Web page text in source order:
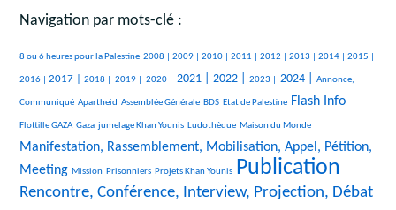
Navigation par mots-clé :
506/3354
8 ou 6 heures pour la Palestine
237/3354 2008 |
315/3354 2009 |
265/3354 2010 |
380/3354 2011 |
349/3354 2012 |
227/3354 2013 |
293/3354 2014 |
252/3354 2015 |
546/3354
2016 |
801/3354
2017 |
221/3354 2018 |
109/3354 2019 |
150/3354 2020 |
1159/3354 2021 |
1199/3354 2022 |
565/3354 2023 |
1348/3354 2024 |
538/3354 Annonce,
Communiqué
49/3354 Apartheid
31/3354 Assemblée Générale
189/3354 BDS
40/3354 Etat de Palestine
1619/3354 Flash Info
51/3354
Flottille GAZA
380/3354 Gaza
294/3354 jumelage Khan Younis
482/3354 Ludothèque
25/3354 Maison du Monde
1676/3354
Manifestation, Rassemblement, Mobilisation, Appel, Pétition,
Meeting
24/3354 Mission
52/3354 Prisonniers
184/3354 Projets Khan Younis
3354/3354 Publication
2259/3354
Rencontre, Conférence, Interview, Projection, Débat
15/3354